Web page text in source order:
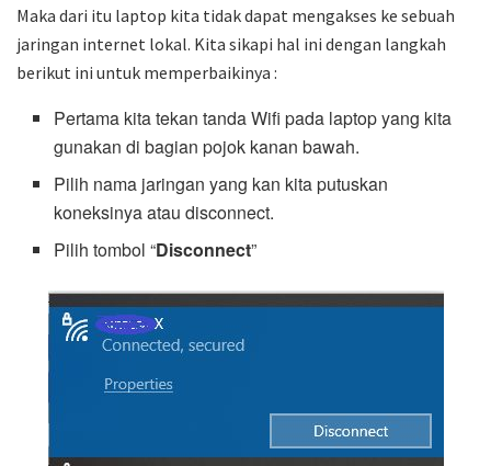
Maka dari itu laptop kita tidak dapat mengakses ke sebuah
jaringan internet lokal. Kita sikapi hal ini dengan langkah
berikut ini untuk memperbaikinya :
Pertama kita tekan tanda Wifi pada laptop yang kita
gunakan di bagian pojok kanan bawah.
Pilih nama jaringan yang kan kita putuskan
koneksinya atau disconnect.
Pilih tombol “Disconnect”